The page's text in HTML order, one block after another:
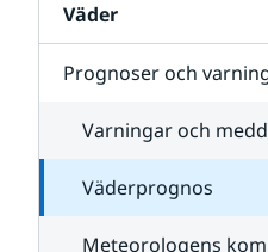
Väder
Prognoser och
Varningar och
Väderprognos
Meteorologens